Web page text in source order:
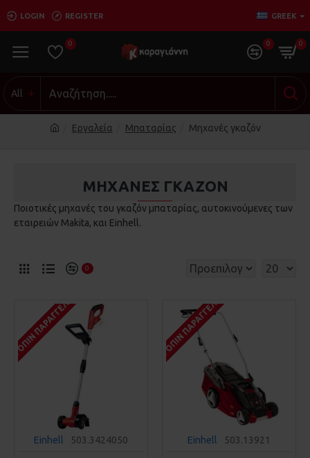
LOGIN REGISTER GREEK
0 0 0
All
Εργαλεία Μπαταρίας Μηχανές γκαζόν
ΜΗΧΑΝΈΣ ΓΚΑΖΌΝ
Ποιοτικές μηχανές του γκαζόν μπαταρίας, αυτοκινούμενες των
εταιρειών Makita, και Einhell.
0
ΚΑΤΌΠΙΝ ΠΑΡΑΓΓΕΛΊΑΣ
Einhell 503.3424050
ΚΑΤΌΠΙΝ ΠΑΡΑΓΓΕΛΊΑΣ
Einhell 503.13921